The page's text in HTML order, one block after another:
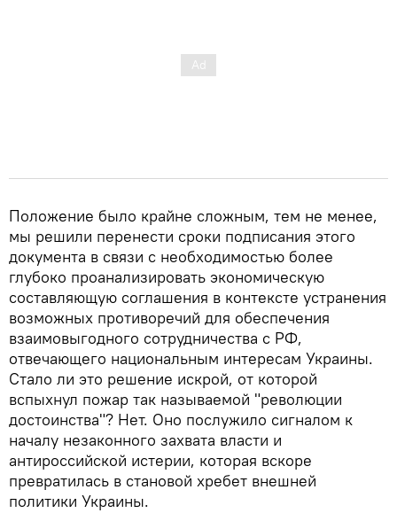
Положение было крайне сложным, тем не менее,
мы решили перенести сроки подписания этого
документа в связи с необходимостью более
глубоко проанализировать экономическую
составляющую соглашения в контексте устранения
возможных противоречий для обеспечения
взаимовыгодного сотрудничества с РФ,
отвечающего национальным интересам Украины.
Стало ли это решение искрой, от которой
вспыхнул пожар так называемой "революции
достоинства"? Нет. Оно послужило сигналом к
началу незаконного захвата власти и
антироссийской истерии, которая вскоре
превратилась в становой хребет внешней
политики Украины.